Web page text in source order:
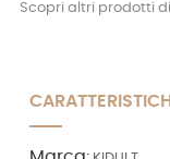
Scopri altri prodotti di